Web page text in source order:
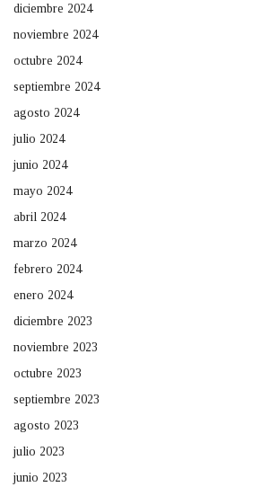
diciembre 2024
noviembre 2024
octubre 2024
septiembre 2024
agosto 2024
julio 2024
junio 2024
mayo 2024
abril 2024
marzo 2024
febrero 2024
enero 2024
diciembre 2023
noviembre 2023
octubre 2023
septiembre 2023
agosto 2023
julio 2023
junio 2023